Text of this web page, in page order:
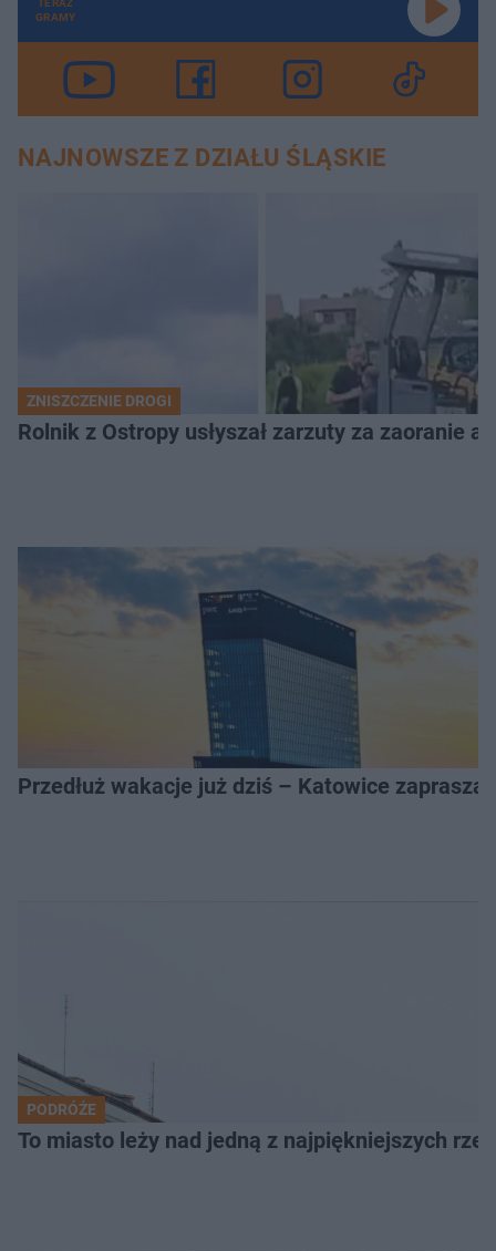
TERAZ
GRAMY
NAJNOWSZE Z DZIAŁU ŚLĄSKIE
ZNISZCZENIE DROGI
Rolnik z Ostropy usłyszał zarzuty za zaoranie
Przedłuż wakacje już dziś – Katowice
PODRÓŻE
To miasto leży nad jedną z najpiękniejszych